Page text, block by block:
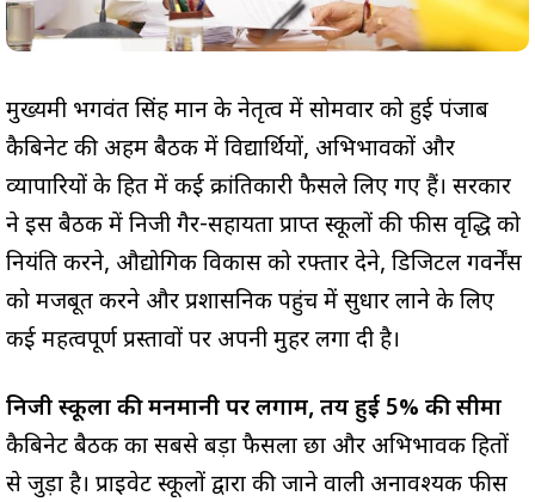
मुख्यमंत्री भगवंत सिंह मान के नेतृत्व में सोमवार को हुई पंजाब
कैबिनेट की अहम बैठक में विद्यार्थियों, अभिभावकों और
व्यापारियों के हित में कई क्रांतिकारी फैसले लिए गए हैं। सरकार
ने इस बैठक में निजी गैर-सहायता प्राप्त स्कूलों की फीस वृद्धि को
नियंत्रित करने, औद्योगिक विकास को रफ्तार देने, डिजिटल गवर्नेंस
को मजबूत करने और प्रशासनिक पहुंच में सुधार लाने के लिए
कई महत्वपूर्ण प्रस्तावों पर अपनी मुहर लगा दी है।
निजी स्कूलों की मनमानी पर लगाम, तय हुई 5% की सीमा
कैबिनेट बैठक का सबसे बड़ा फैसला छात्र और अभिभावक हितों
से जुड़ा है। प्राइवेट स्कूलों द्वारा की जाने वाली अनावश्यक फीस